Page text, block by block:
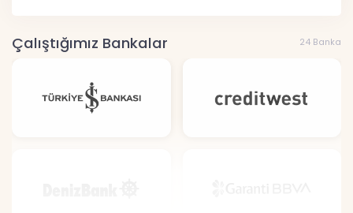
Çalıştığımız Bankalar 24 Banka